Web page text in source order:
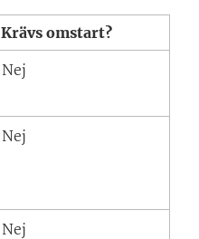
Krävs omstart?
Nej
Nej
Nej